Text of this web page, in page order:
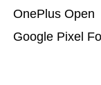
Google Pixel
OnePlus Open